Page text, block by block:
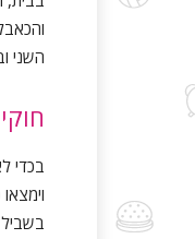
השני
בכדי